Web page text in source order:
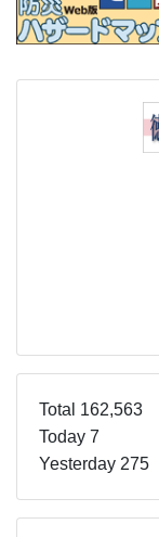
Total 162,563
Today 7
Yesterday 275